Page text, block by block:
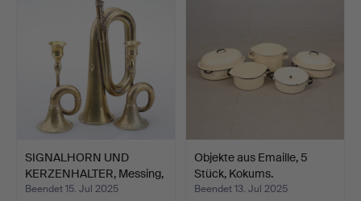
SIGNALHORN UND
KERZENHALTER, Messing,
3 St…
Beendet 15. Jul 2025
Objekte aus Emaille, 5
Stück, Kokums.
Beendet 13. Jul 2025